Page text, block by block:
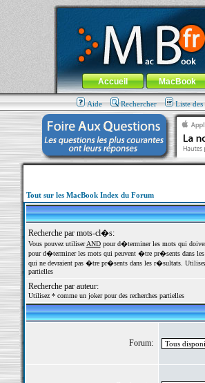
MacBook-fr.com : 100% Apple... 100% nomade !
Aller au contenu-Aller au menu
Menu général
Accueil MacBook
Aide Rechercher Liste des
Tout sur les MacBook Index du Forum
Recherche par mots-cl�s:
Vous pouvez utiliserANDpour d�terminer les mots qui
pour d�terminer les mots qui peuvent �tre pr�sents dans
qui ne devraient pas �tre pr�sents dans les r�sultats.
partielles
Recherche par auteur:
Utilisez * comme un joker pour des recherches partielles
Forum: